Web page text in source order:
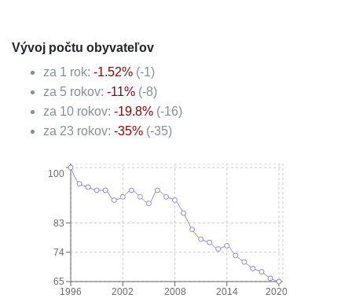
Vývoj počtu obyvateľov
za 1 rok: -1.52% (-1)
za 5 rokov: -11% (-8)
za 10 rokov: -19.8% (-16)
za 23 rokov: -35% (-35)
1996 2002 2008 2014 2020
65
74
83
100